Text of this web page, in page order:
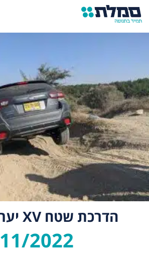
הדרכת שטח XV יער בן שמן
11/2022